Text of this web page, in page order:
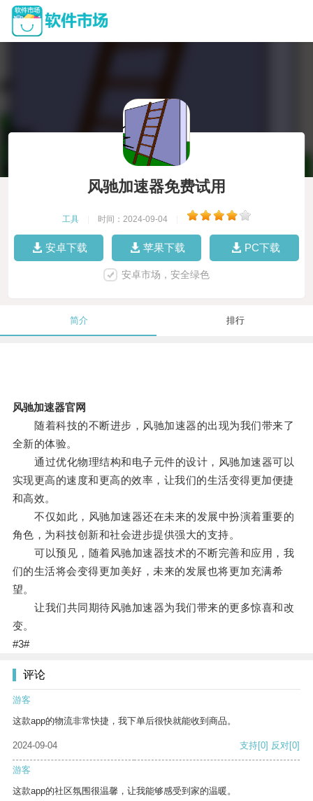
风驰加速器免费试用
工具 时间：2024-09-04
安卓下载 苹果下载 PC下载
安卓市场，安全绿色
简介 排行
风驰加速器官网
随着科技的不断进步，风驰加速器的出现为我们带来了
全新的体验。
通过优化物理结构和电子元件的设计，风驰加速器可以
实现更高的速度和更高的效率，让我们的生活变得更加便捷
和高效。
不仅如此，风驰加速器还在未来的发展中扮演着重要的
角色，为科技创新和社会进步提供强大的支持。
可以预见，随着风驰加速器技术的不断完善和应用，我
们的生活将会变得更加美好，未来的发展也将更加充满希
望。
让我们共同期待风驰加速器为我们带来的更多惊喜和改
变。
#3#
评论
游客
这款app的物流非常快捷，我下单后很快就能收到商品。
2024-09-04 支持[0] 反对[0]
游客
这款app的社区氛围很温馨，让我能够感受到家的温暖。